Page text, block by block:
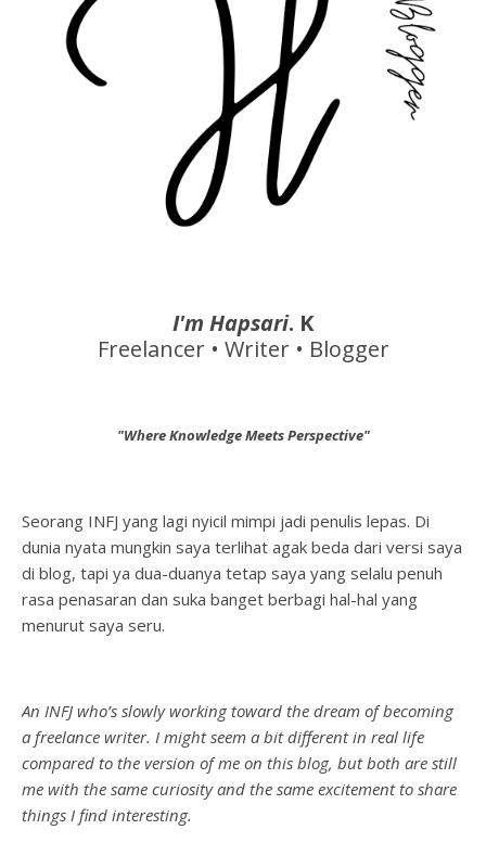
I'm Hapsari. K
Freelancer • Writer • Blogger
"Where Knowledge Meets Perspective"
Seorang INFJ yang lagi nyicil mimpi jadi penulis lepas. Di
dunia nyata mungkin saya terlihat agak beda dari versi saya
di blog, tapi ya dua-duanya tetap saya yang selalu penuh
rasa penasaran dan suka banget berbagi hal-hal yang
menurut saya seru.
An INFJ who’s slowly working toward the dream of becoming
a freelance writer. I might seem a bit different in real life
compared to the version of me on this blog, but both are still
me with the same curiosity and the same excitement to share
things I find interesting.